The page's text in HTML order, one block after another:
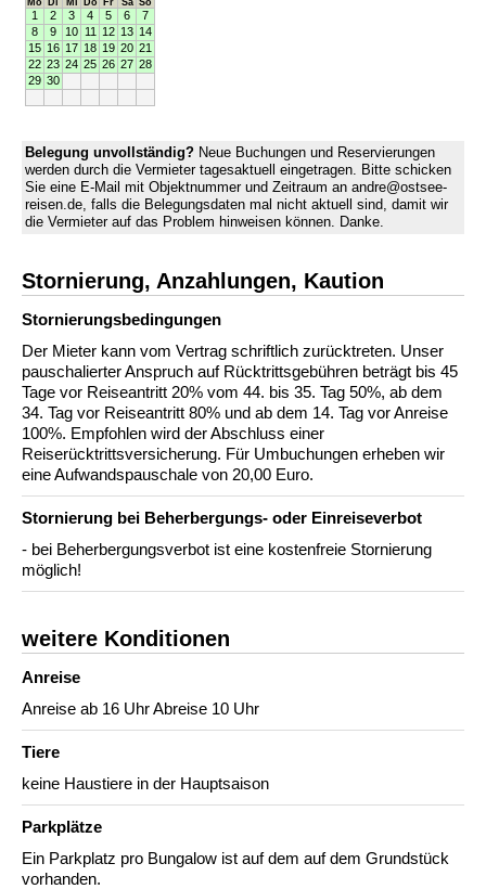
1 2 3 4 5 6
7
8
9 10 11 12 13 14
15 16 17 18 19 20 21
22 23 24 25 26 27 28
29 30
Belegung unvollständig? Neue Buchungen und Reservierungen
werden durch die Vermieter tagesaktuell eingetragen. Bitte schicken
Sie eine E-Mail mit Objektnummer und Zeitraum an andre@ostsee-
reisen.de, falls die Belegungsdaten mal nicht aktuell sind, damit wir
die Vermieter auf das Problem hinweisen können. Danke.
Stornierung, Anzahlungen, Kaution
Stornierungs­bedingungen
Der Mieter kann vom Vertrag schriftlich zurücktreten. Unser
pauschalierter Anspruch auf Rücktrittsgebühren beträgt bis 45
Tage vor Reiseantritt 20% vom 44. bis 35. Tag 50%, ab dem
34. Tag vor Reiseantritt 80% und ab dem 14. Tag vor Anreise
100%. Empfohlen wird der Abschluss einer
Reiserücktrittsversicherung. Für Umbuchungen erheben wir
eine Aufwandspauschale von 20,00 Euro.
Stornierung bei Beherbergungs- oder Einreiseverbot
- bei Beherbergungsverbot ist eine kostenfreie Stornierung
möglich!
weitere Konditionen
Anreise
Anreise ab 16 Uhr Abreise 10 Uhr
Tiere
keine Haustiere in der Hauptsaison
Parkplätze
Ein Parkplatz pro Bungalow ist auf dem auf dem Grundstück
vorhanden.